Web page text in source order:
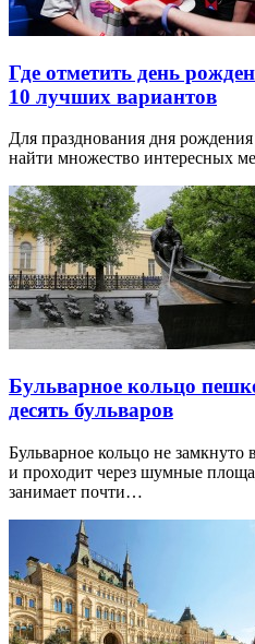
Где отметить день
10 лучших вариантов
Для празднования дня
найти множество интересных
Бульварное кольцо
десять бульваров
Бульварное кольцо не замкнуто
и проходит через шумные
занимает почти…